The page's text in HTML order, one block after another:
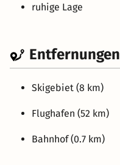
ruhige Lage
Entfernungen
Skigebiet (8 km)
Flughafen (52 km)
Bahnhof (0.7 km)